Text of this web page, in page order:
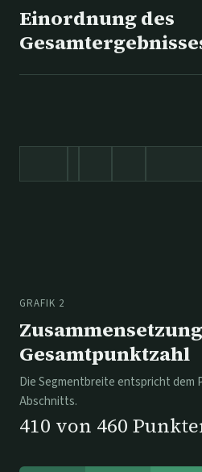
Einordnung des
GRAFIK 2
Gesamtpunktzahl
Die Segmentbreite entspricht dem
Abschnitts.
410 von 460